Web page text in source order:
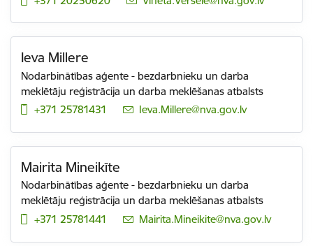
Ieva Millere
Nodarbinātības aģente - bezdarbnieku un darba
meklētāju reģistrācija un darba meklēšanas atbalsts
+371 25781431
E-pasts:
Ieva.Millere@nva.gov.lv
Mairita Mineikīte
Nodarbinātības aģente - bezdarbnieku un darba
meklētāju reģistrācija un darba meklēšanas atbalsts
+371 25781441
E-pasts:
Mairita.Mineikite@nva.gov.lv